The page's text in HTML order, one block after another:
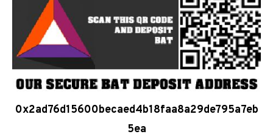
0x2ad76d15600becaed4b18faa8a29de795a7eb
5ea